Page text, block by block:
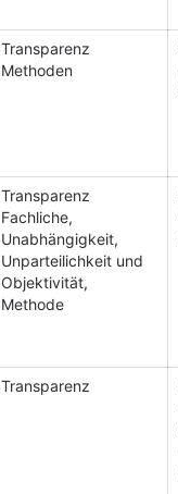
Transparenz
Methoden
Transparenz
Fachliche,
Unabhängigkeit,
Unparteilichkeit und
Objektivität,
Methode
Transparenz